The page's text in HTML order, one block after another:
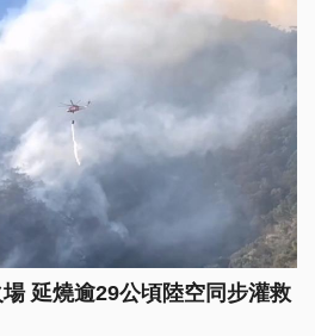
延燒逾29公頃陸空同步灌救